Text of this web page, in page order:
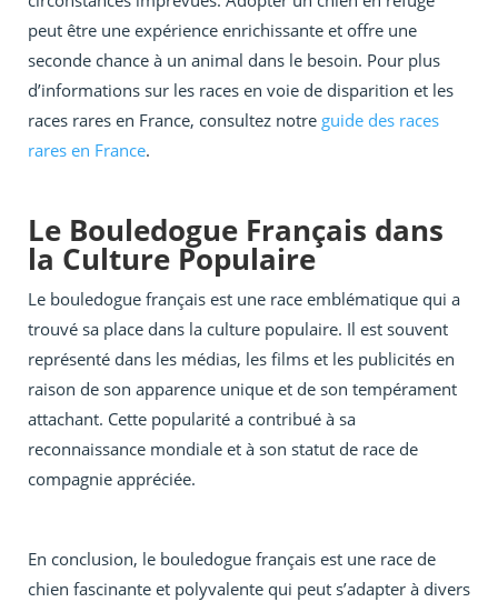
peut être une expérience enrichissante et offre une
seconde chance à un animal dans le besoin. Pour plus
d’informations sur les races en voie de disparition et les
races rares en France, consultez notre guide des races
rares en France.
Le Bouledogue Français dans
la Culture Populaire
Le bouledogue français est une race emblématique qui a
trouvé sa place dans la culture populaire. Il est souvent
représenté dans les médias, les films et les publicités en
raison de son apparence unique et de son tempérament
attachant. Cette popularité a contribué à sa
reconnaissance mondiale et à son statut de race de
compagnie appréciée.
En conclusion, le bouledogue français est une race de
chien fascinante et polyvalente qui peut s’adapter à divers